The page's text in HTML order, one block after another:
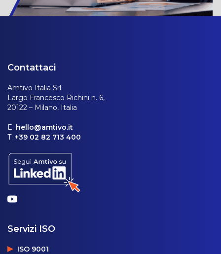
Contattaci
Amtivo Italia Srl
Largo Francesco Richini n. 6,
20122 – Milano, Italia
E: hello@amtivo.it
T: +39 02 82 713 400
Servizi ISO
ISO 9001